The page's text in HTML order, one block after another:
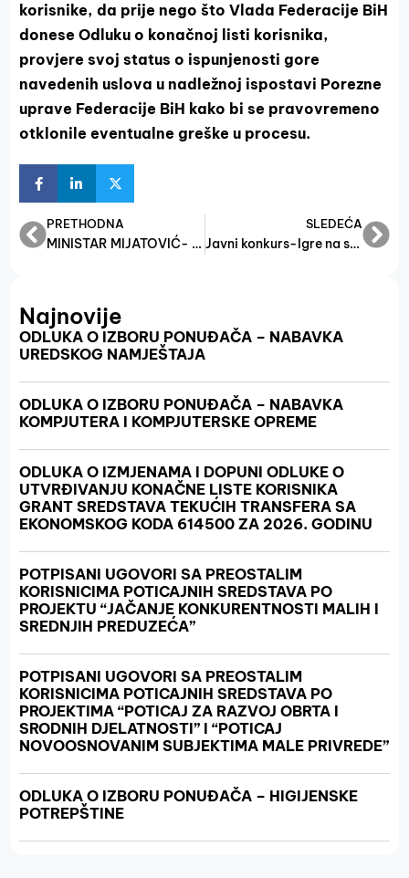
korisnike, da prije nego što Vlada Federacije BiH
donese Odluku o konačnoj listi korisnika,
provjere svoj status o ispunjenosti gore
navedenih uslova u nadležnoj ispostavi Porezne
uprave Federacije BiH kako bi se pravovremeno
otklonile eventualne greške u procesu.
PRETHODNA
MINISTAR MIJATOVIĆ- SMANJUJEMO DOPRINOSE, RASTERETIĆEMO POSLODAVCE
SLEDEĆA
Javni konkurs-Igre na sreću 2025.
Najnovije
ODLUKA O IZBORU PONUĐAČA – NABAVKA
UREDSKOG NAMJEŠTAJA
ODLUKA O IZBORU PONUĐAČA – NABAVKA
KOMPJUTERA I KOMPJUTERSKE OPREME
ODLUKA O IZMJENAMA I DOPUNI ODLUKE O
UTVRĐIVANJU KONAČNE LISTE KORISNIKA
GRANT SREDSTAVA TEKUĆIH TRANSFERA SA
EKONOMSKOG KODA 614500 ZA 2026. GODINU
POTPISANI UGOVORI SA PREOSTALIM
KORISNICIMA POTICAJNIH SREDSTAVA PO
PROJEKTU “JAČANJE KONKURENTNOSTI MALIH I
SREDNJIH PREDUZEĆA”
POTPISANI UGOVORI SA PREOSTALIM
KORISNICIMA POTICAJNIH SREDSTAVA PO
PROJEKTIMA “POTICAJ ZA RAZVOJ OBRTA I
SRODNIH DJELATNOSTI” I “POTICAJ
NOVOOSNOVANIM SUBJEKTIMA MALE PRIVREDE”
ODLUKA O IZBORU PONUĐAČA – HIGIJENSKE
POTREPŠTINE